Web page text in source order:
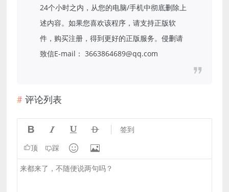
24个小时之内，从您的电脑/手机中彻底删除上
述内容。如果您喜欢该程序，请支持正版软
件，购买注册，得到更好的正版服务。侵删请
致信E-mail： 3663864689@qq.com
评论列表
    签到
顶 踩  